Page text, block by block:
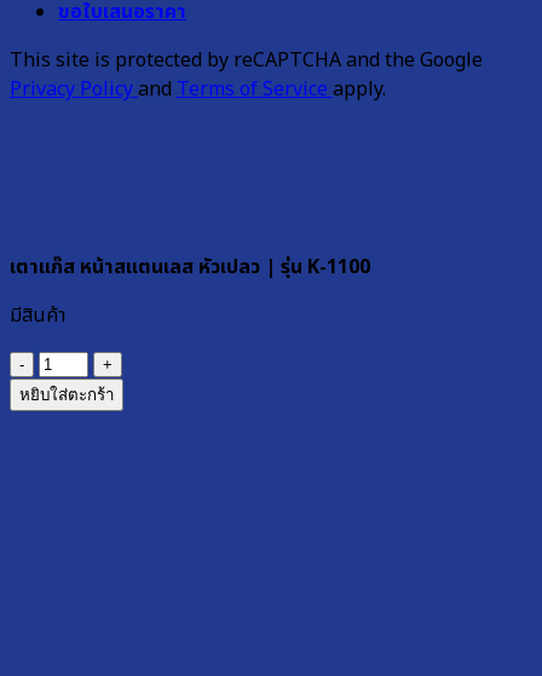
ขอใบเสนอราคา
This site is protected by reCAPTCHA and the Google
Privacy Policyand Terms of Serviceapply.
เตาแก๊ส หน้าสแตนเลส หัวเปลว | รุ่น K-1100
มีสินค้า
จำนวน
เตา
แก๊ส
หยิบใส่ตะกร้า